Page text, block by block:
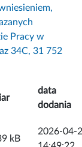
Pracy w
34C, 31 752
data
dodania
kB
2026-04-